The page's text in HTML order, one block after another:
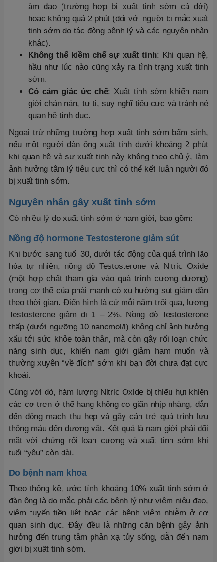
âm đạo (trường hợp bị xuất tinh sớm cả đời)
hoặc không quá 2 phút (đối với người bị mắc xuất
tinh sớm do tác động bệnh lý và các nguyên nhân
khác).
Không thể kiềm chế sự xuất tinh: Khi quan hệ,
hầu như lúc nào cũng xảy ra tình trạng xuất tinh
sớm.
Có cảm giác ức chế: Xuất tinh sớm khiến nam
giới chán nản, tự ti, suy nghĩ tiêu cực và tránh né
quan hệ tình dục.
Ngoại trừ những trường hợp xuất tinh sớm bẩm sinh,
nếu một người đàn ông xuất tinh dưới khoảng 2 phút
khi quan hệ và sự xuất tinh này không theo chủ ý, làm
ảnh hưởng tâm lý tiêu cực thì có thể kết luận người đó
bị xuất tinh sớm.
Nguyên nhân gây xuất tinh sớm
Có nhiều lý do xuất tinh sớm ở nam giới, bao gồm:
Nồng độ hormone Testosterone giảm sút
Khi bước sang tuổi 30, dưới tác động của quá trình lão
hóa tự nhiên, nồng độ Testosterone và Nitric Oxide
(một hợp chất tham gia vào quá trình cương dương)
trong cơ thể của phái mạnh có xu hướng sụt giảm dần
theo thời gian. Điển hình là cứ mỗi năm trôi qua, lượng
Testosterone giảm đi 1 – 2%. Nồng độ Testosterone
thấp (dưới ngưỡng 10 nanomol/l) không chỉ ảnh hưởng
xấu tới sức khỏe toàn thân, mà còn gây rối loạn chức
năng sinh dục, khiến nam giới giảm ham muốn và
thường xuyên “về đích” sớm khi bạn đời chưa đạt cực
khoái.
Cùng với đó, hàm lượng Nitric Oxide bị thiếu hụt khiến
các cơ trơn ở thể hang không co giãn nhịp nhàng, dẫn
đến động mạch thu hẹp và gây cản trở quá trình lưu
thông máu đến dương vật. Kết quả là nam giới phải đối
mặt với chứng rối loạn cương và xuất tinh sớm khi
tuổi “yêu” còn dài.
Do bệnh nam khoa
Theo thống kê, ước tính khoảng 10% xuất tinh sớm ở
đàn ông là do mắc phải các bệnh lý như viêm niệu đạo,
viêm tuyến tiền liệt hoặc các bệnh viêm nhiễm ở cơ
quan sinh dục. Đây đều là những căn bệnh gây ảnh
hưởng đến trung tâm phản xạ tủy sống, dẫn đến nam
giới bị xuất tinh sớm.